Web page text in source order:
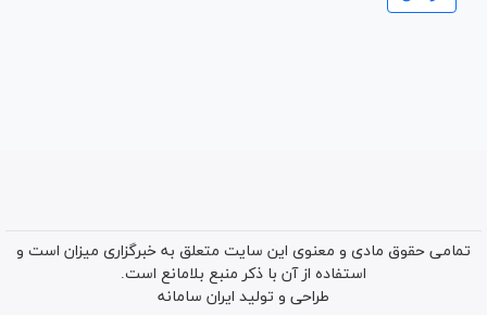
تمامی حقوق مادی و معنوی این سایت متعلق به خبرگزاری میزان است و
استفاده از آن با ذکر منبع بلامانع است.
طراحی و تولید ایران سامانه